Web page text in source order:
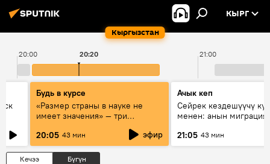
Кыргызстан
КЫРГ
20:00 21:00
20:20
Будь в курсе
«Размер страны в науке не
имеет значения» — три
эксперта о сотрудничестве
России и Кыргызстана в
образовании и исследованиях
20:05 43 мин эфир
Ачык кеп
Сейрек кездешүүчү
менен: анын
21:05 43 мин
Кечээ Бүгүн